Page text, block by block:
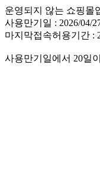
운영되지 않는 쇼핑몰
사용만기일 : 2026/04/
마지막접속허용기간 :
사용만기일에서 20일